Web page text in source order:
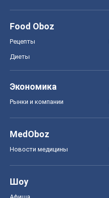
Food Oboz
Рецепты
Диеты
Экономика
Рынки и компании
MedOboz
Новости медицины
Шоу